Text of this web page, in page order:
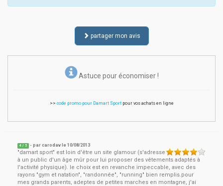
partager mon avis
Astuce pour économiser !
>> code promo pour Damart Sportpour vos achats en ligne
4 / 5 - parcarodav le10/08/2013
"damart sport" est loin d'être un site glamour (s'adresse
à un public d'un âge mûr pour lui proposer des vêtements adaptés à
l'activité physique). le choix est en revanche impeccable, avec des
rayons "gym et natation", "randonnée", "running" bien remplis.pour
mes grands parents, adeptes de petites marches en montagne, j'ai